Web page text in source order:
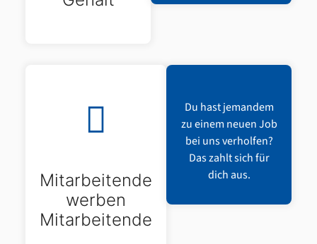
Mitarbeitende
werben
Mitarbeitende
Du hast jemandem
zu einem neuen Job
bei uns verholfen?
Das zahlt sich für
dich aus.